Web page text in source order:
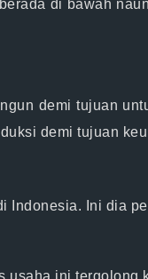
di bawah
demi tujuan
demi tujuan
Indonesia. Ini dia